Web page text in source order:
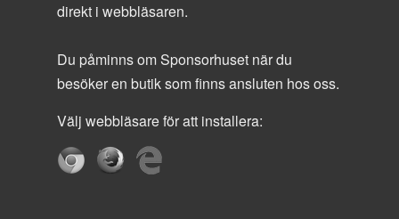
direkt i webbläsaren.
Du påminns om Sponsorhuset när du
besöker en butik som finns ansluten hos oss.
Välj webbläsare för att installera: